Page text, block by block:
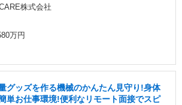
株式会社
万円
グッズを作る機械のかんたん見守り!身体
単お仕事環境!便利なリモート面接でスピ